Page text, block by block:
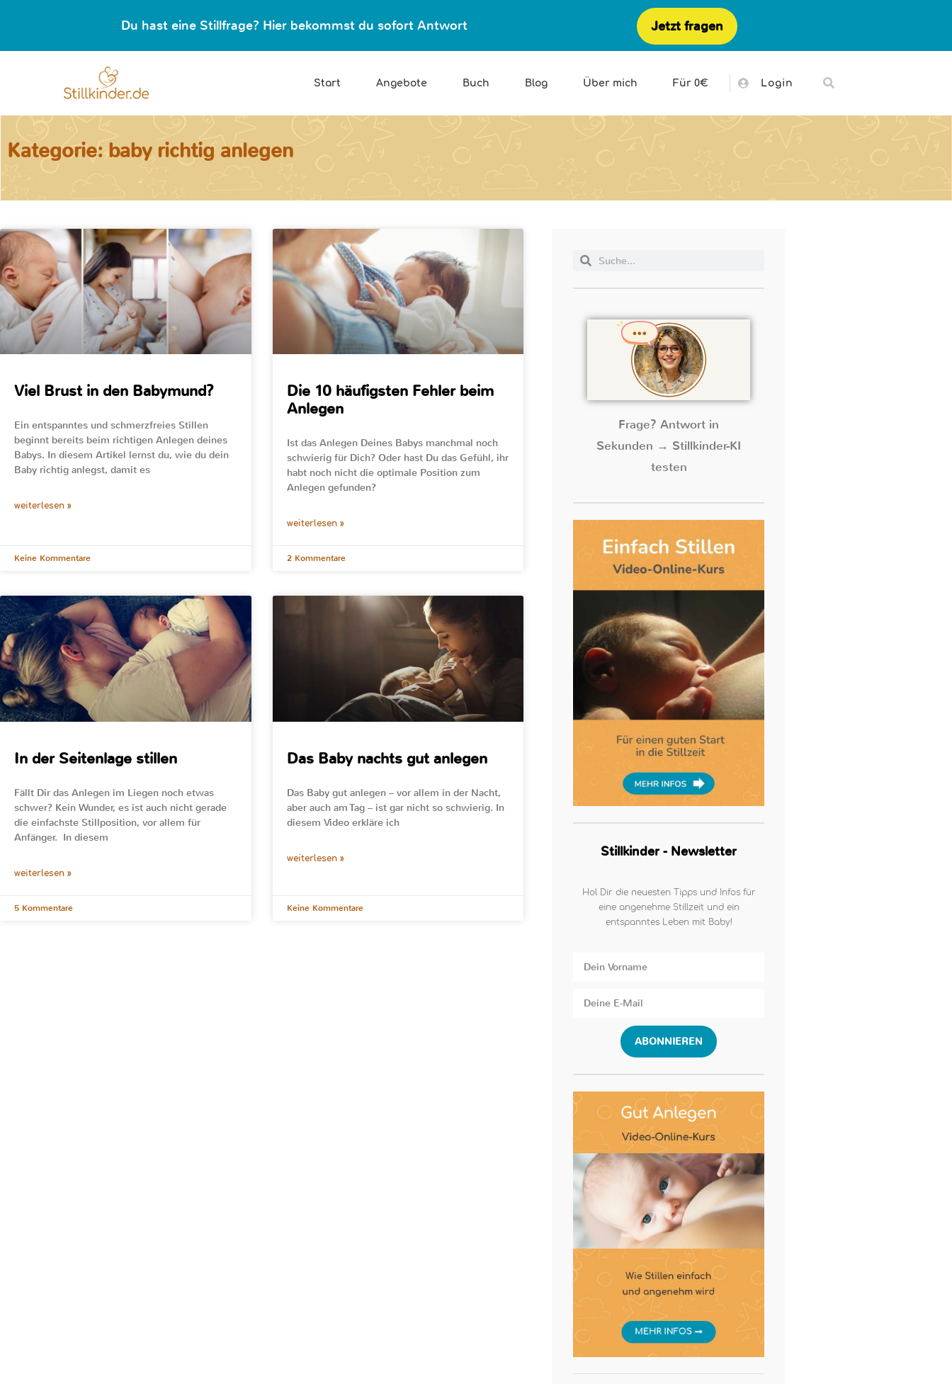
Du hast eine Stillfrage? Hier bekommst du sofort Antwort Jetzt fragen
Start Angebote Buch Blog Über mich Für 0€ Login
Kategorie: baby richtig anlegen
Viel Brust in den Babymund?
Ein entspanntes und schmerzfreies Stillen
beginnt bereits beim richtigen Anlegen deines
Babys. In diesem Artikel lernst du, wie du dein
Baby richtig anlegst, damit es
weiterlesen »
Keine Kommentare
Die 10 häufigsten Fehler beim
Anlegen
Ist das Anlegen Deines Babys manchmal noch
schwierig für Dich? Oder hast Du das Gefühl, ihr
habt noch nicht die optimale Position zum
Anlegen gefunden?
weiterlesen »
2 Kommentare
In der Seitenlage stillen
Fällt Dir das Anlegen im Liegen noch etwas
schwer? Kein Wunder, es ist auch nicht gerade
die einfachste Stillposition, vor allem für
Anfänger. In diesem
weiterlesen »
5 Kommentare
Das Baby nachts gut anlegen
Das Baby gut anlegen – vor allem in der Nacht,
aber auch am Tag – ist gar nicht so schwierig. In
diesem Video erkläre ich
weiterlesen »
Keine Kommentare
Frage? Antwort in
Sekunden → Stillkinder-KI
testen
Stillkinder - Newsletter
Hol Dir die neuesten Tipps und Infos für
eine angenehme Stillzeit und ein
entspanntes Leben mit Baby!
ABONNIEREN